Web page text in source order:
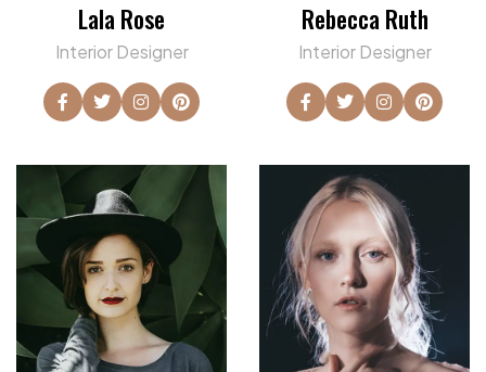
Lala Rose
Interior Designer
Rebecca Ruth
Interior Designer